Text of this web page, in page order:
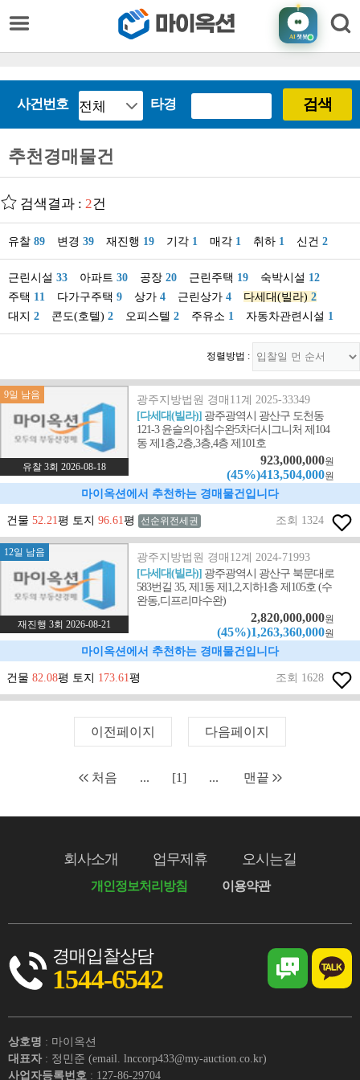
AI챗봇
사건번호 타경 검색
추천경매물건
검색결과 : 2건
유찰 89 변경 39 재진행 19 기각 1 매각 1 취하 1 신건 2
근린시설 33 아파트 30 공장 20 근린주택 19 숙박시설 12
주택 11 다가구주택 9 상가 4 근린상가 4 다세대(빌라) 2
대지 2 콘도(호텔) 2 오피스텔 2 주유소 1 자동차관련시설 1
정렬방법 :
9일 남음
유찰 3회 2026-08-18
광주지방법원 경매11계 2025-33349
[다세대(빌라)] 광주광역시 광산구 도천동
121-3 윤슬의아침수완5차더시그니처 제104
동 제1층,2층,3층,4층 제101호
923,000,000원
(45%)413,504,000원
마이옥션에서 추천하는 경매물건입니다
건물 52.21평 토지 96.61평 선순위전세권 조회 1324
12일 남음
재진행 3회 2026-08-21
광주지방법원 경매12계 2024-71993
[다세대(빌라)] 광주광역시 광산구 북문대로
583번길 35, 제1동 제1,2,지하1층 제105호 (수
완동,디프리마수완)
2,820,000,000원
(45%)1,263,360,000원
마이옥션에서 추천하는 경매물건입니다
건물 82.08평 토지 173.61평 조회 1628
이전페이지 다음페이지
처음 ... [1] ... 맨끝
회사소개 업무제휴 오시는길
개인정보처리방침 이용약관
경매입찰상담
1544-6542
상호명 : 마이옥션
대표자 : 정민준 (email. lnccorp433@my-auction.co.kr)
사업자등록번호 : 127-86-29704